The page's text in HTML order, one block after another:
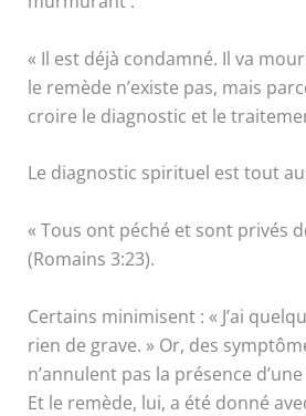
« Il est déjà condamné. Il va
le remède n’existe pas, mais
croire le diagnostic et le
Le diagnostic spirituel est tout
« Tous ont péché et sont privés
(Romains 3:23).
Certains minimisent : « J’ai
rien de grave. » Or, des
n’annulent pas la présence
Et le remède, lui, a été donné